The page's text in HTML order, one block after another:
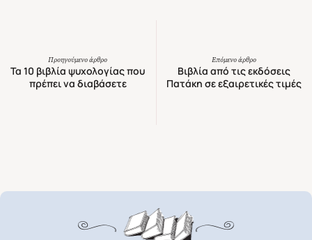
Προηγούμενο άρθρο
Τα 10 βιβλία ψυχολογίας που
πρέπει να διαβάσετε
Επόμενο άρθρο
Βιβλία από τις εκδόσεις
Πατάκη σε εξαιρετικές τιμές